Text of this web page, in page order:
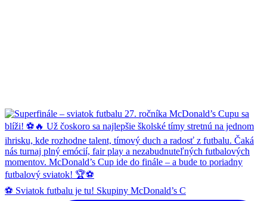
⚽ Sviatok futbalu je tu! Skupiny McDonald’s C